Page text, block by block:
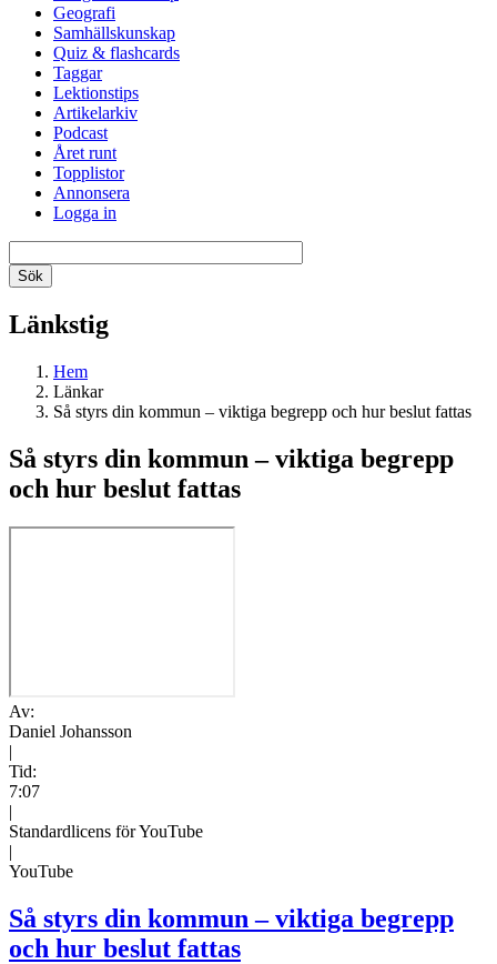
Geografi
Samhällskunskap
Quiz & flashcards
Taggar
Lektionstips
Artikelarkiv
Podcast
Året runt
Topplistor
Annonsera
Logga in
Länkstig
Hem
Länkar
Så styrs din kommun – viktiga begrepp och hur beslut fattas
Så styrs din kommun – viktiga begrepp
och hur beslut fattas
Av:
Daniel Johansson
|
Tid:
7:07
|
Standardlicens för YouTube
|
YouTube
Så styrs din kommun – viktiga begrepp
och hur beslut fattas